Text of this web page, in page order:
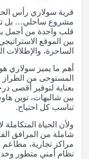
قرية سولاري رأس
مشروع ساحلي… بل
قلب واحدة من أجمل
بين الموقع
الساحرة، والإطلالات
أهم ما يميز سولاري
المستوحى من الطراز
بعناية لتوفير أقصى
بين شاليهات، توين
تناسب كل احتياج.
ولأن الحياة
شاملة من المرافق
مراكز تجارية، مطاعم
نظام أمني متطور